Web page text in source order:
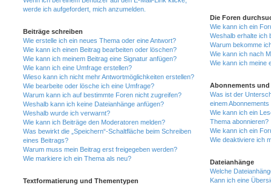
werde ich aufgefordert, mich anzumelden.
Beiträge schreiben
Wie erstelle ich ein neues Thema oder eine Antwort?
Wie kann ich einen Beitrag bearbeiten oder löschen?
Wie kann ich meinem Beitrag eine Signatur anfügen?
Wie kann ich eine Umfrage erstellen?
Wieso kann ich nicht mehr Antwortmöglichkeiten erstellen?
Wie bearbeite oder lösche ich eine Umfrage?
Warum kann ich auf bestimmte Foren nicht zugreifen?
Weshalb kann ich keine Dateianhänge anfügen?
Weshalb wurde ich verwarnt?
Wie kann ich Beiträge den Moderatoren melden?
Was bewirkt die „Speichern“-Schaltfläche beim Schreiben
eines Beitrags?
Warum muss mein Beitrag erst freigegeben werden?
Wie markiere ich ein Thema als neu?
Textformatierung und Thementypen
Die Foren
Wie kann ich ein
Weshalb erhalte ich
Warum bekomme
Wie kann ich nach
Wie kann ich meine
Abonnements und
Was ist der
einem
Wie kann ich ein
Thema abonnieren?
Wie kann ich ein
Wie deaktiviere ich
Dateianhänge
Welche
Kann ich eine